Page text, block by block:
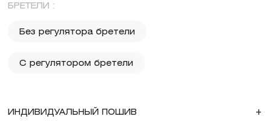
БРЕТЕЛИ :
Без регулятора бретели
С регулятором бретели
ИНДИВИДУАЛЬНЫЙ ПОШИВ +